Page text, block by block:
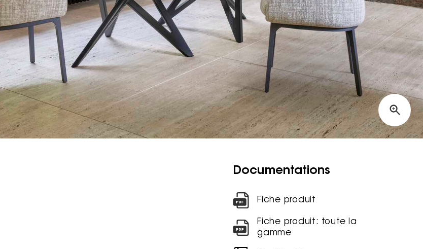
Documentations
Fiche produit
Fiche produit: toute la
gamme